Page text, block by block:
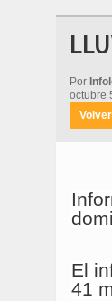
Por
octubre
El
41